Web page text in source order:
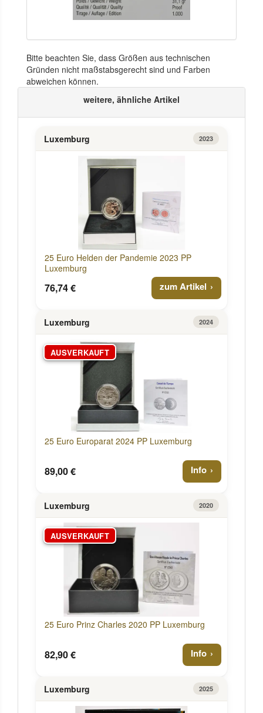
Bitte beachten Sie, dass Größen aus technischen
Gründen nicht maßstabsgerecht sind und Farben
abweichen können.
weitere, ähnliche Artikel
Luxemburg 2023
25 Euro Helden der Pandemie 2023 PP
Luxemburg
76,74 € zum Artikel
Luxemburg 2024
AUSVERKAUFT
25 Euro Europarat 2024 PP Luxemburg
89,00 € Info
Luxemburg 2020
AUSVERKAUFT
25 Euro Prinz Charles 2020 PP Luxemburg
82,90 € Info
Luxemburg 2025